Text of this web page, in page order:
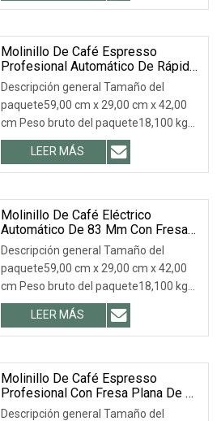
Molinillo De Café Espresso
Profesional Automático De Rápida
Molienda
Descripción general Tamaño del
paquete59,00 cm x 29,00 cm x 42,00
cm Peso bruto del paquete18,100 kg
.lc-a-img { posició
LEER MÁS
Molinillo De Café Eléctrico
Automático De 83 Mm Con Fresa
Plana
Descripción general Tamaño del
paquete59,00 cm x 29,00 cm x 42,00
cm Peso bruto del paquete18,100 kg
.lc-a-img { posició
LEER MÁS
Molinillo De Café Espresso
Profesional Con Fresa Plana De 83
Mm
Descripción general Tamaño del